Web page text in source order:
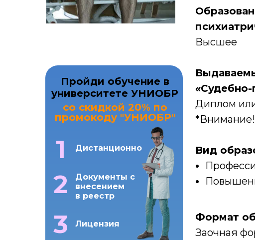
Пройди обучение в
университете УНИОБР
со скидкой 20% по
промокоду "УНИОБР"
1
2
3
Дистанционно
Документы с
внесением
в реестр
Лицензия
Высшее
«Судебно-
Диплом
*Внимание!
Вид
Формат
Заочная